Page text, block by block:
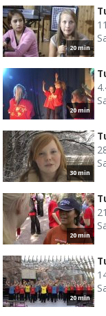
20 min
20 min
30 min
20 min
20 min